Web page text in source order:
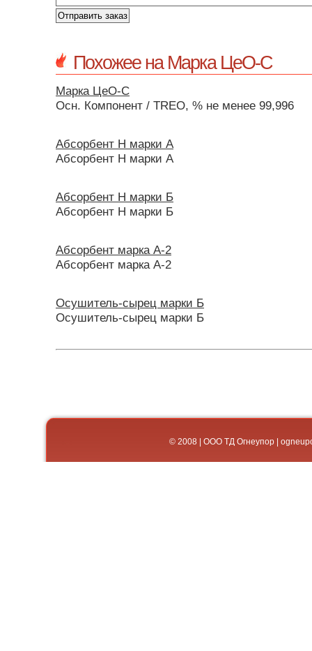
Похожее на Марка ЦеО-С
Марка ЦеО-С
Осн. Компонент / TREO, % не менее 99,996
Абсорбент Н марки А
Абсорбент Н марки А
Абсорбент Н марки Б
Абсорбент Н марки Б
Абсорбент марка А-2
Абсорбент марка А-2
Осушитель-сырец марки Б
Осушитель-сырец марки Б
© 2008 | ООО ТД Огнеупор |